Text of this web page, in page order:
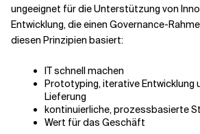
ungeeignet für die Unterstützung von
Entwicklung, die einen Governance-
diesen Prinzipien basiert:
IT schnell machen
Prototyping, iterative Entwicklung
Lieferung
kontinuierliche, prozessbasierte
Wert für das Geschäft